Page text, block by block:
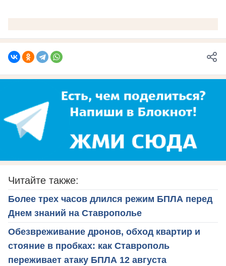
Читайте также:
Более трех часов длился режим БПЛА перед
Днем знаний на Ставрополье
Обезвреживание дронов, обход квартир и
стояние в пробках: как Ставрополь
переживает атаку БПЛА 12 августа